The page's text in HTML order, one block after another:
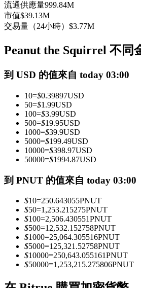
跟單
成為跟單交易員
坐享盈利分成和跟單分傭
合約資訊
包含交易情況等的大數據分析
流通供應量999.84M
市值$39.13M
交易量（24小時） $3.77M
Peanut the Squirrel 不同
到 USD 的值來自 today 03:00
10=$0.39897USD
50=$1.99USD
100=$3.99USD
500=$19.95USD
1000=$39.9USD
5000=$199.49USD
10000=$398.97USD
50000=$1994.87USD
到 PNUT 的值來自 today 03:00
$10=250.643055PNUT
$50=1,253.215275PNUT
$100=2,506.430551PNUT
$500=12,532.152758PNUT
$1000=25,064.305516PNUT
$5000=125,321.52758PNUT
$10000=250,643.055161PNUT
$50000=1,253,215.275806PNUT